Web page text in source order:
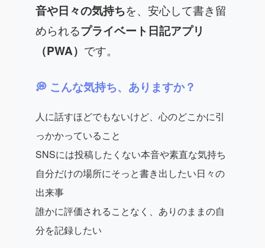
音や日々の気持ちを、安心して書き留
められるプライベート日記アプリ
（PWA） です。
💭 こんな気持ち、ありますか？
人に話すほどでもないけど、心のどこかに引
っかかっていること
SNSには投稿したくない本音や素直な気持ち
自分だけの場所にそっと書き出したい日々の
出来事
誰かに評価されることなく、ありのままの自
分を記録したい